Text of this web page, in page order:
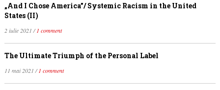
„And I Chose America”/ Systemic Racism in the United
States (II)
2 iulie 2021 /1 comment
The Ultimate Triumph of the Personal Label
11 mai 2021 /1 comment